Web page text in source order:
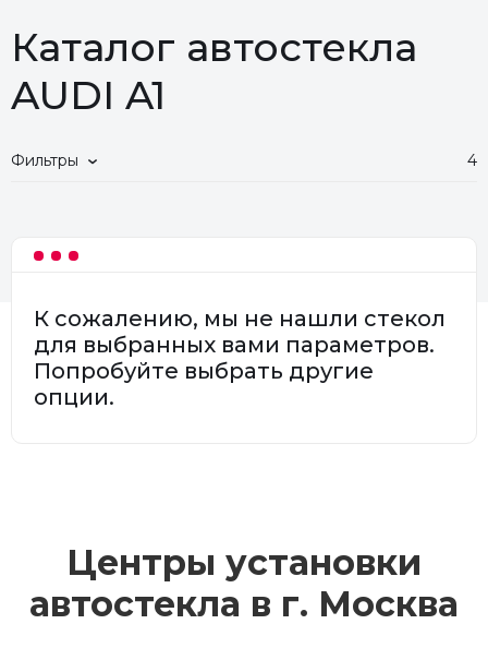
Каталог автостекла
AUDI A1
Фильтры 4
К сожалению, мы не нашли стекол
для выбранных вами параметров.
Попробуйте выбрать другие
опции.
Центры установки
автостекла в г. Москва